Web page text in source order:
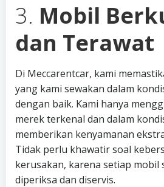
3. Mobil
dan Terawat
Di Meccarentcar, kami
yang kami sewakan dalam
dengan baik. Kami hanya
merek terkenal dan dalam
memberikan kenyamanan
Tidak perlu khawatir soal
kerusakan, karena setiap mobil
diperiksa dan diservis.